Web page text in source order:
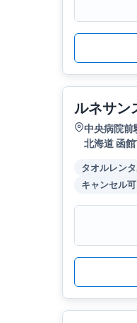
ルネサン
中央病院前
北海道 函
タオルレン
キャンセル可